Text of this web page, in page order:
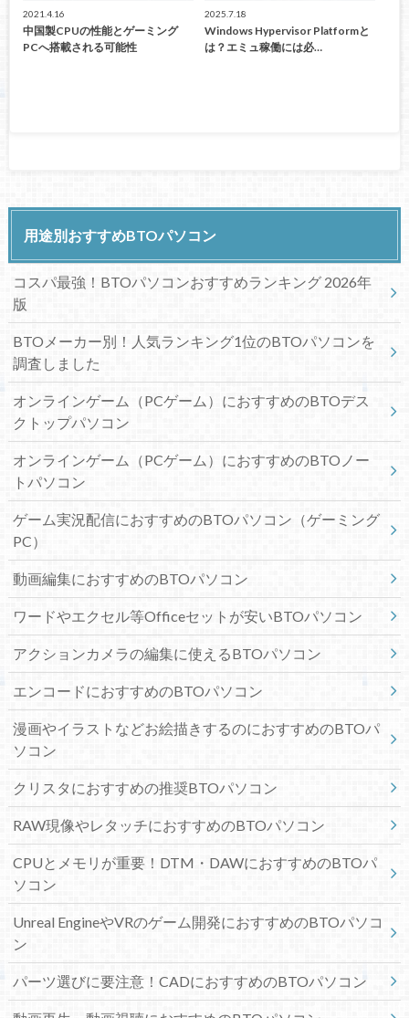
2021.4.16
中国製CPUの性能とゲーミング
PCへ搭載される可能性
2025.7.18
Windows Hypervisor Platformと
は？エミュ稼働には必…
用途別おすすめBTOパソコン
コスパ最強！BTOパソコンおすすめランキング 2026年
版
BTOメーカー別！人気ランキング1位のBTOパソコンを
調査しました
オンラインゲーム（PCゲーム）におすすめのBTOデス
クトップパソコン
オンラインゲーム（PCゲーム）におすすめのBTOノー
トパソコン
ゲーム実況配信におすすめのBTOパソコン（ゲーミング
PC）
動画編集におすすめのBTOパソコン
ワードやエクセル等Officeセットが安いBTOパソコン
アクションカメラの編集に使えるBTOパソコン
エンコードにおすすめのBTOパソコン
漫画やイラストなどお絵描きするのにおすすめのBTOパ
ソコン
クリスタにおすすめの推奨BTOパソコン
RAW現像やレタッチにおすすめのBTOパソコン
CPUとメモリが重要！DTM・DAWにおすすめのBTOパ
ソコン
Unreal EngineやVRのゲーム開発におすすめのBTOパソコ
ン
パーツ選びに要注意！CADにおすすめのBTOパソコン